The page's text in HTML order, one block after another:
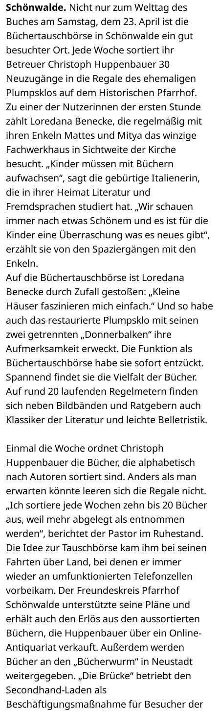
Schönwalde. Nicht nur zum Welttag des
Buches am Samstag, dem 23. April ist die
Büchertauschbörse in Schönwalde ein gut
besuchter Ort. Jede Woche sortiert ihr
Betreuer Christoph Huppenbauer 30
Neuzugänge in die Regale des ehemaligen
Plumpsklos auf dem Historischen Pfarrhof.
Zu einer der Nutzerinnen der ersten Stunde
zählt Loredana Benecke, die regelmäßig mit
ihren Enkeln Mattes und Mitya das winzige
Fachwerkhaus in Sichtweite der Kirche
besucht. „Kinder müssen mit Büchern
aufwachsen“, sagt die gebürtige Italienerin,
die in ihrer Heimat Literatur und
Fremdsprachen studiert hat. „Wir schauen
immer nach etwas Schönem und es ist für die
Kinder eine Überraschung was es neues gibt“,
erzählt sie von den Spaziergängen mit den
Enkeln.
Auf die Büchertauschbörse ist Loredana
Benecke durch Zufall gestoßen: „Kleine
Häuser faszinieren mich einfach.“ Und so habe
auch das restaurierte Plumpsklo mit seinen
zwei getrennten „Donnerbalken“ ihre
Aufmerksamkeit erweckt. Die Funktion als
Büchertauschbörse habe sie sofort entzückt.
Spannend findet sie die Vielfalt der Bücher.
Auf rund 20 laufenden Regelmetern finden
sich neben Bildbänden und Ratgebern auch
Klassiker der Literatur und leichte Belletristik.
Einmal die Woche ordnet Christoph
Huppenbauer die Bücher, die alphabetisch
nach Autoren sortiert sind. Anders als man
erwarten könnte leeren sich die Regale nicht.
„Ich sortiere jede Wochen zehn bis 20 Bücher
aus, weil mehr abgelegt als entnommen
werden“, berichtet der Pastor im Ruhestand.
Die Idee zur Tauschbörse kam ihm bei seinen
Fahrten über Land, bei denen er immer
wieder an umfunktionierten Telefonzellen
vorbeikam. Der Freundeskreis Pfarrhof
Schönwalde unterstützte seine Pläne und
erhält auch den Erlös aus den aussortierten
Büchern, die Huppenbauer über ein Online-
Antiquariat verkauft. Außerdem werden
Bücher an den „Bücherwurm“ in Neustadt
weitergegeben. „Die Brücke“ betriebt den
Secondhand-Laden als
Beschäftigungsmaßnahme für Besucher der